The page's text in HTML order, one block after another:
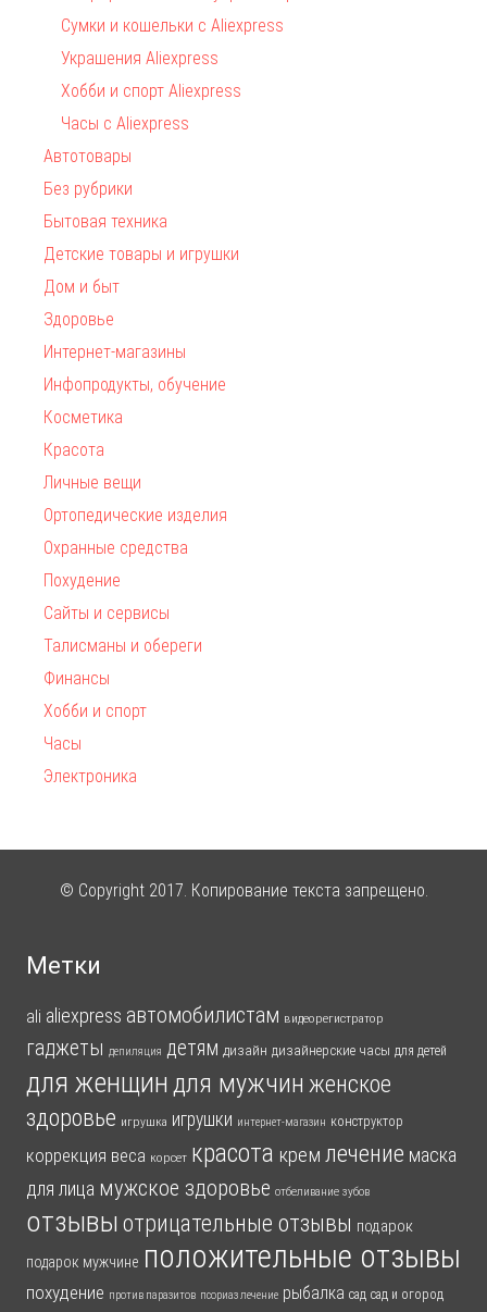
Сумки и кошельки с Aliexpress
Украшения Aliexpress
Хобби и спорт Aliexpress
Часы с Aliexpress
Автотовары
Без рубрики
Бытовая техника
Детские товары и игрушки
Дом и быт
Здоровье
Интернет-магазины
Инфопродукты, обучение
Косметика
Красота
Личные вещи
Ортопедические изделия
Охранные средства
Похудение
Сайты и сервисы
Талисманы и обереги
Финансы
Хобби и спорт
Часы
Электроника
© Copyright 2017. Копирование текста запрещено.
Метки
ali aliexpress автомобилистам видеорегистратор
гаджеты депиляция детям дизайн дизайнерские часы для детей
для женщин для мужчин женское
здоровье игрушка игрушки интернет-магазин конструктор
коррекция веса корсет красота крем лечение маска
для лица мужское здоровье отбеливание зубов
отзывы отрицательные отзывы подарок
подарок мужчине положительные отзывы
похудение против паразитов псориаз лечение рыбалка сад сад и огород